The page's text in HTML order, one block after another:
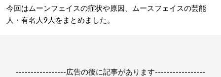
今回はムーンフェイスの症状や原因、ムースフェイスの芸能
人・有名人9人をまとめました。
-----------------広告の後に記事があります-----------------